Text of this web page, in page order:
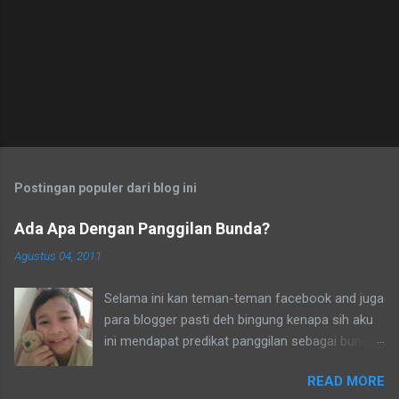
Postingan populer dari blog ini
Ada Apa Dengan Panggilan Bunda?
Agustus 04, 2011
Selama ini kan teman-teman facebook and juga
para blogger pasti deh bingung kenapa sih aku
ini mendapat predikat panggilan sebagai bunda.
baku bunda kan artinya ibu. Lho? Koq? Aku
READ MORE